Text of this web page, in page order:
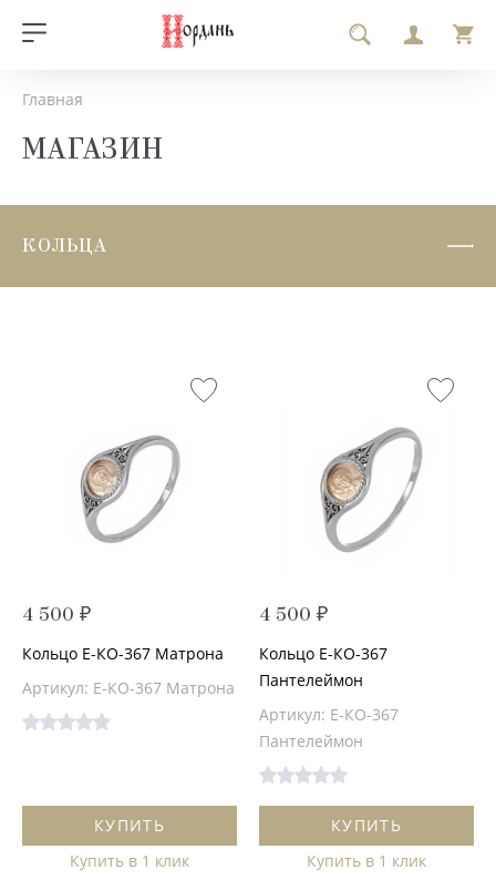
Главная
МАГАЗИН
КОЛЬЦА
4 500 ₽
Кольцо Е-КО-367 Матрона
Артикул: Е-КО-367 Матрона
КУПИТЬ
Купить в 1 клик
4 500 ₽
Кольцо Е-КО-367
Пантелеймон
Артикул: Е-КО-367
Пантелеймон
КУПИТЬ
Купить в 1 клик